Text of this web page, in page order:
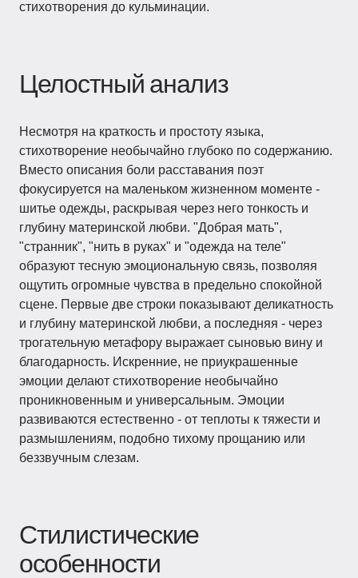
стихотворения до кульминации.
Целостный анализ
Несмотря на краткость и простоту языка,
стихотворение необычайно глубоко по содержанию.
Вместо описания боли расставания поэт
фокусируется на маленьком жизненном моменте -
шитье одежды, раскрывая через него тонкость и
глубину материнской любви. "Добрая мать",
"странник", "нить в руках" и "одежда на теле"
образуют тесную эмоциональную связь, позволяя
ощутить огромные чувства в предельно спокойной
сцене. Первые две строки показывают деликатность
и глубину материнской любви, а последняя - через
трогательную метафору выражает сыновью вину и
благодарность. Искренние, не приукрашенные
эмоции делают стихотворение необычайно
проникновенным и универсальным. Эмоции
развиваются естественно - от теплоты к тяжести и
размышлениям, подобно тихому прощанию или
беззвучным слезам.
Стилистические
особенности